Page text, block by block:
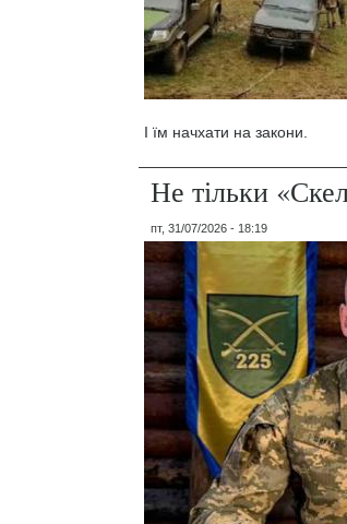
І їм начхати на закони.
Не тільки
пт, 31/07/2026 - 18:19